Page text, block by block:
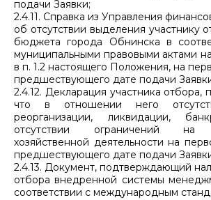
подачи Заявки;
2.4.11. Справка из Управления
об отсутствии выделения участнику
бюджета города Обнинска в
муниципальными правовыми актами
в п. 1.2 настоящего Положения, на
предшествующего дате подачи
2.4.12. Декларация участника
что в отношении него
реорганизации, ликвидации,
отсутствии ограничений на
хозяйственной деятельности на
предшествующего дате подачи
2.4.13. Документ, подтверждающий
отбора внедренной системы
соответствии с международным